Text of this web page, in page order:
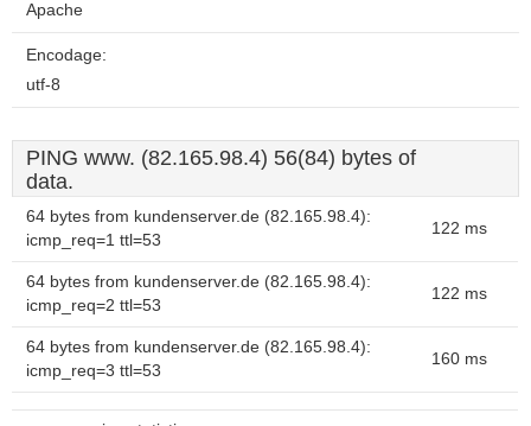
Apache
Encodage:
utf-8
PING www. (82.165.98.4) 56(84) bytes of
data.
64 bytes from kundenserver.de (82.165.98.4):
icmp_req=1 ttl=53
122 ms
64 bytes from kundenserver.de (82.165.98.4):
icmp_req=2 ttl=53
122 ms
64 bytes from kundenserver.de (82.165.98.4):
icmp_req=3 ttl=53
160 ms